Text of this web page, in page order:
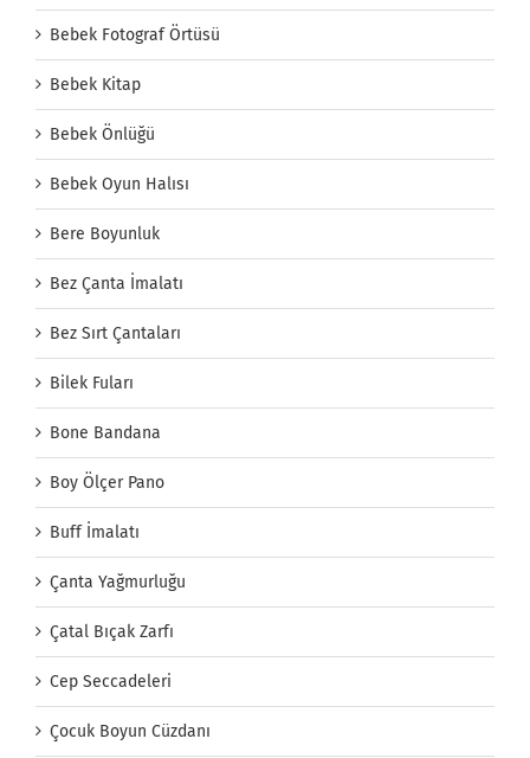
Bebek Fotograf Örtüsü
Bebek Kitap
Bebek Önlüğü
Bebek Oyun Halısı
Bere Boyunluk
Bez Çanta İmalatı
Bez Sırt Çantaları
Bilek Fuları
Bone Bandana
Boy Ölçer Pano
Buff İmalatı
Çanta Yağmurluğu
Çatal Bıçak Zarfı
Cep Seccadeleri
Çocuk Boyun Cüzdanı